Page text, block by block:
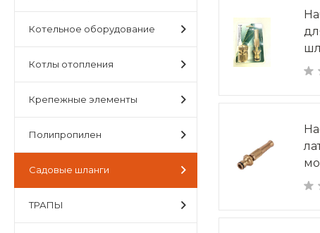
Котельное оборудование
Котлы отопления
Крепежные элементы
Полипропилен
Садовые шланги
ТРАПЫ